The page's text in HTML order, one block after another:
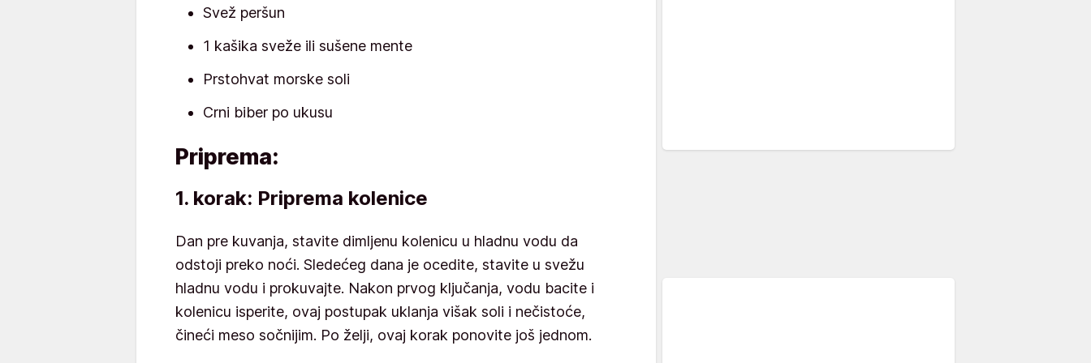
Svež peršun
1 kašika sveže ili sušene mente
Prstohvat morske soli
Crni biber po ukusu
Priprema:
1. korak: Priprema kolenice
Dan pre kuvanja, stavite dimljenu kolenicu u hladnu vodu da
odstoji preko noći. Sledećeg dana je ocedite, stavite u svežu
hladnu vodu i prokuvajte. Nakon prvog ključanja, vodu bacite i
kolenicu isperite, ovaj postupak uklanja višak soli i nečistoće,
čineći meso sočnijim. Po želji, ovaj korak ponovite još jednom.